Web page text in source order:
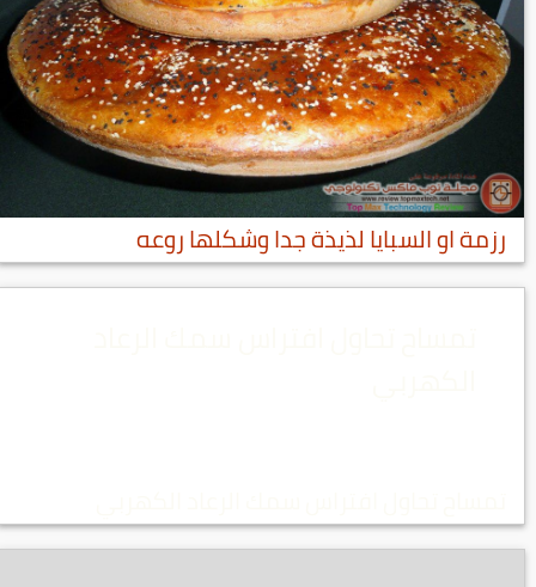
رزمة او السبايا لذيذة جدا وشكلها روعه